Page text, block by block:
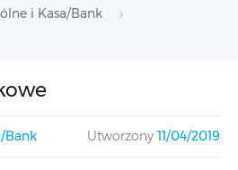
i Kasa/Bank
Bank Utworzony 11/04/2019